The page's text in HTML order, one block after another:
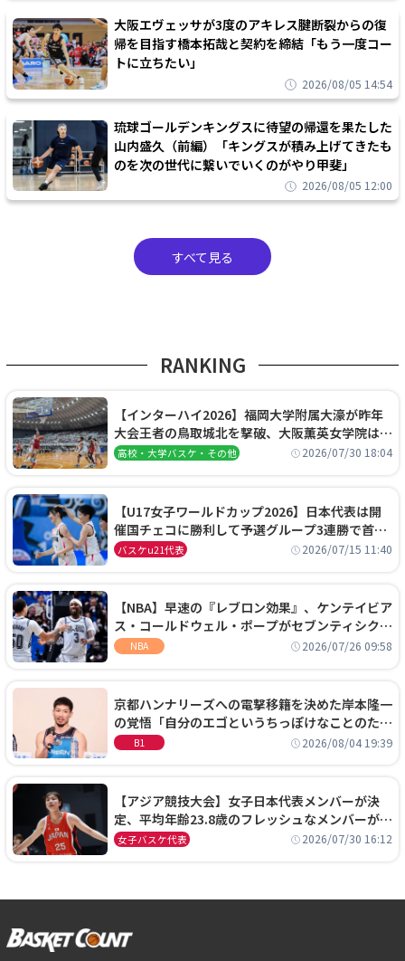
大阪エヴェッサが3度のアキレス腱断裂からの復
帰を目指す橋本拓哉と契約を締結「もう一度コー
トに立ちたい」
2026/08/05 14:54
琉球ゴールデンキングスに待望の帰還を果たした
山内盛久（前編）「キングスが積み上げてきたも
のを次の世代に繋いでいくのがやり甲斐」
2026/08/05 12:00
すべて見る
RANKING
【インターハイ2026】福岡大学附属大濠が昨年
大会王者の鳥取城北を撃破、大阪薫英女学院は岐
阜女子に完勝、大会3日目試合結果
高校・大学バスケ・その他 2026/07/30 18:04
【U17女子ワールドカップ2026】日本代表は開
催国チェコに勝利して予選グループ3連勝で首位
通過！準々決勝の相手はエジプトに決定
バスケu21代表 2026/07/15 11:40
【NBA】早速の『レブロン効果』、ケンテイビア
ス・コールドウェル・ポープがセブンティシクサ
ーズに1年契約で加入
NBA 2026/07/26 09:58
京都ハンナリーズへの電撃移籍を決めた岸本隆一
の覚悟「自分のエゴというちっぽけなことのため
に、京都に来たわけではない」
B1 2026/08/04 19:39
【アジア競技大会】女子日本代表メンバーが決
定、平均年齢23.8歳のフレッシュなメンバーが日
本開催の大舞台で頂点を狙う
女子バスケ代表 2026/07/30 16:12